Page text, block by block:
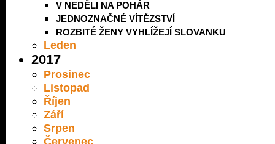
V NEDĚLI NA POHÁR
JEDNOZNAČNÉ VÍTĚZSTVÍ
ROZBITÉ ŽENY VYHLÍŽEJÍ SLOVANKU
Leden
2017
Prosinec
Listopad
Říjen
Září
Srpen
Červenec